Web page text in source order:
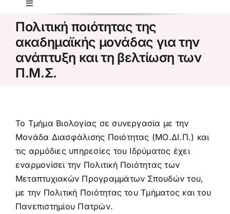
Toggle
Navigation
Αρχική σελίδα
Προκήρυξη – αίτηση
Πληροφορίες σπουδών
Πολιτική ποιότητας
Ανακοινώσεις
Πολιτική ποιότητας της
ακαδημαϊκής μονάδας για την
ανάπτυξη και τη βελτίωση των
Π.Μ.Σ.
Το Τμήμα Βιολογίας σε συνεργασία με την
Μονάδα Διασφάλισης Ποιότητας (ΜΟ.ΔΙ.Π.) και
τις αρμόδιες υπηρεσίες του Ιδρύματος έχει
εναρμονίσει την Πολιτική Ποιότητας των
Μεταπτυχιακών Προγραμμάτων Σπουδών του,
με την Πολιτική Ποιότητας του Τμήματος και του
Πανεπιστημίου Πατρών.